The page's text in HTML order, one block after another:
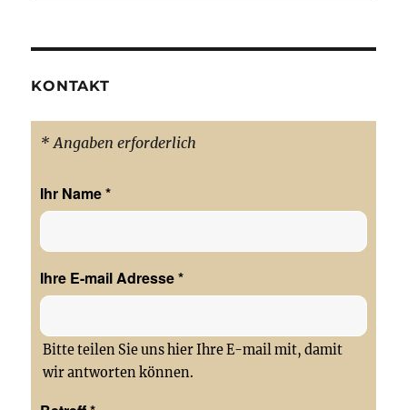
KONTAKT
* Angaben erforderlich
Ihr Name*
Ihre E-mail Adresse*
Bitte teilen Sie uns hier Ihre E-mail mit, damit
wir antworten können.